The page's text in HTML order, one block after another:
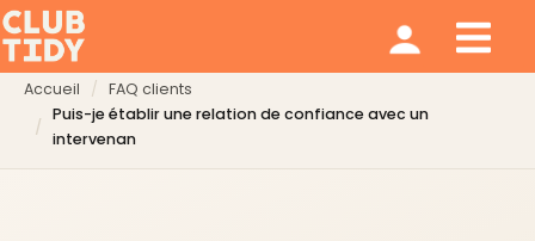
Accueil
FAQ clients
Puis-je établir une relation de confiance avec un
intervenan